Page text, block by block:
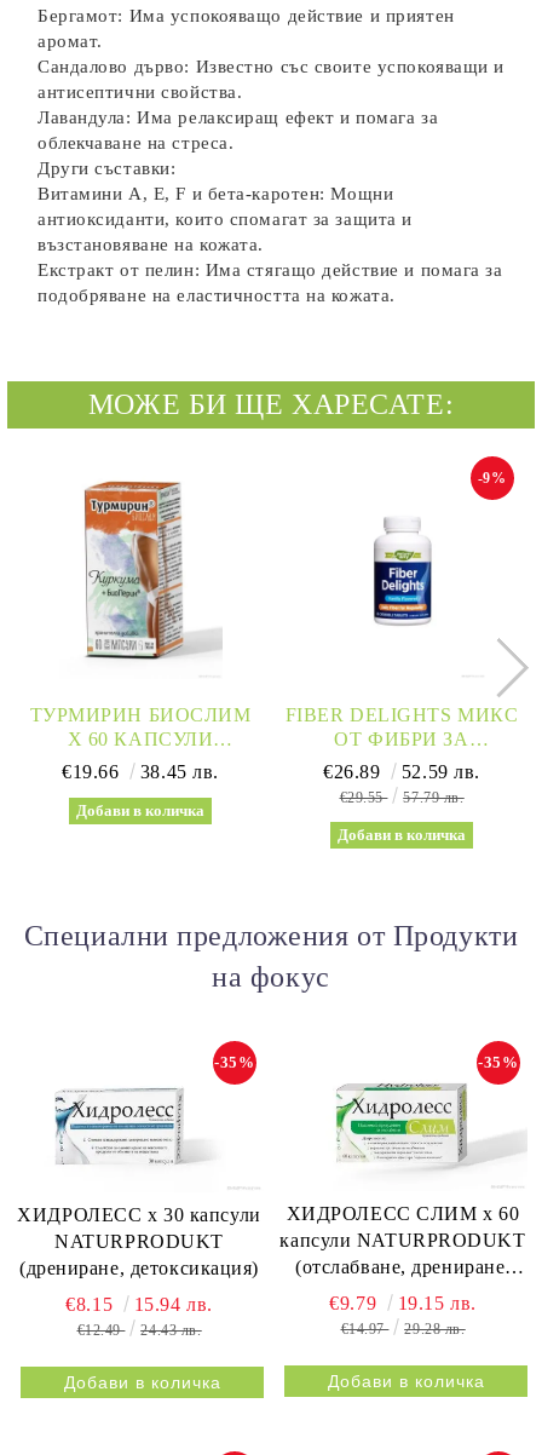
Бергамот: Има успокояващо действие и приятен
аромат.
Сандалово дърво: Известно със своите успокояващи и
антисептични свойства.
Лавандула: Има релаксиращ ефект и помага за
облекчаване на стреса.
Други съставки:
Витамини А, Е, F и бета-каротен: Мощни
антиоксиданти, които спомагат за защита и
възстановяване на кожата.
Екстракт от пелин: Има стягащо действие и помага за
подобряване на еластичността на кожата.
МОЖЕ БИ ЩЕ ХАРЕСАТЕ:
ТУРМИРИН БИОСЛИМ
Х 60 КАПСУЛИ
NATURPRODUKT
МЕТАБОЛИЗЪМ)
€19.66 38.45 лв.
FIBER DELIGHTS МИКС
ОТ ФИБРИ ЗА
ОТСЛАБВАНЕ И
ДЕТОКСИКАЦИЯ Х 60
NATURE’S WAY
-9%
€26.89 52.59 лв.
€29.55 57.79 лв.
Специални предложения от Продукти
на фокус
ХИДРОЛЕСС х 30 капсули
NATURPRODUKT
(дрениране, детоксикация)
-35%
€8.15 15.94 лв.
€12.49 24.43 лв.
ХИДРОЛЕСС СЛИМ х 60
капсули NATURPRODUKT
(отслабване, дрениране,
метаболизъм)
-35%
€9.79 19.15 лв.
€14.97 29.28 лв.